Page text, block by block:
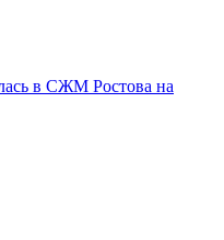
в СЖМ Ростова на